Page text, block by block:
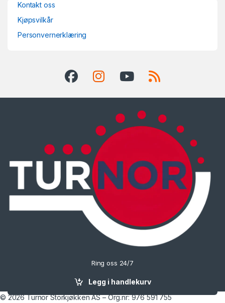
Legg i handlekurv
Kontakt oss
Kjøpsvilkår
Personvernerklæring
Ring oss 24/7
© 2026 Turnor Storkjøkken AS – Org.nr: 976 591 755